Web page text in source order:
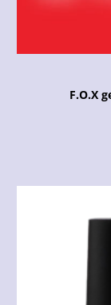
F.O.X